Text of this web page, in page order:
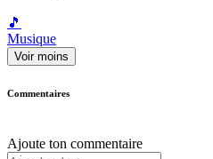
🎵
Musique
Voir moins
Commentaires
Ajoute ton commentaire